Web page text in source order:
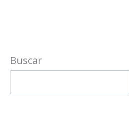
Buscar